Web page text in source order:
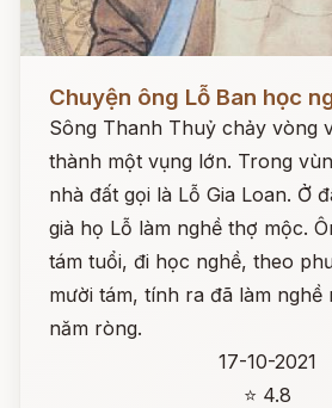
Chuyện ông Lỗ Ban học
Sông Thanh Thuỷ chảy vòng
thành một vụng lớn. Trong
nhà đất gọi là Lỗ Gia Loan. Ở
già họ Lỗ làm nghề thợ mộc.
tám tuổi, đi học nghề, theo
mười tám, tính ra đã làm nghề
năm ròng.
17-10-2021
⭐ 4.8